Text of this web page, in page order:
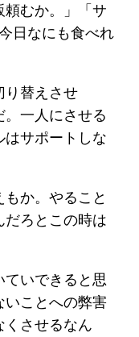
頼むか。」「サ
日なにも食べれ
り替えさせ
。一人にさせる
はサポートしな
か。やること
だろとこの時は
いできると思
いことへの弊害
くさせるなん